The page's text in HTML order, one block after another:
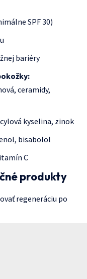
SPF 30)
bariéry
ceramidy,
kyselina, zinok
bisabolol
C
produkty
regeneráciu po